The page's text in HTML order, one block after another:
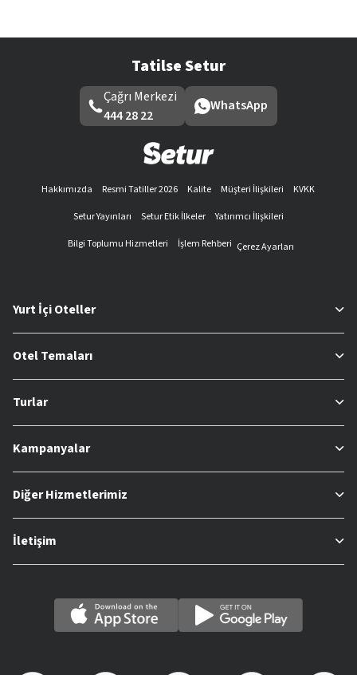
Tatilse Setur
Çağrı Merkezi
444 28 22
WhatsApp
Hakkımızda Resmi Tatiller 2026 Kalite Müşteri İlişkileri
KVKK
Setur Yayınları
Setur Etik İlkeler
Yatırımcı İlişkileri
Bilgi Toplumu Hizmetleri
İşlem Rehberi Çerez Ayarları
Yurt İçi Oteller
Otel Temaları
Turlar
Kampanyalar
Diğer Hizmetlerimiz
İletişim